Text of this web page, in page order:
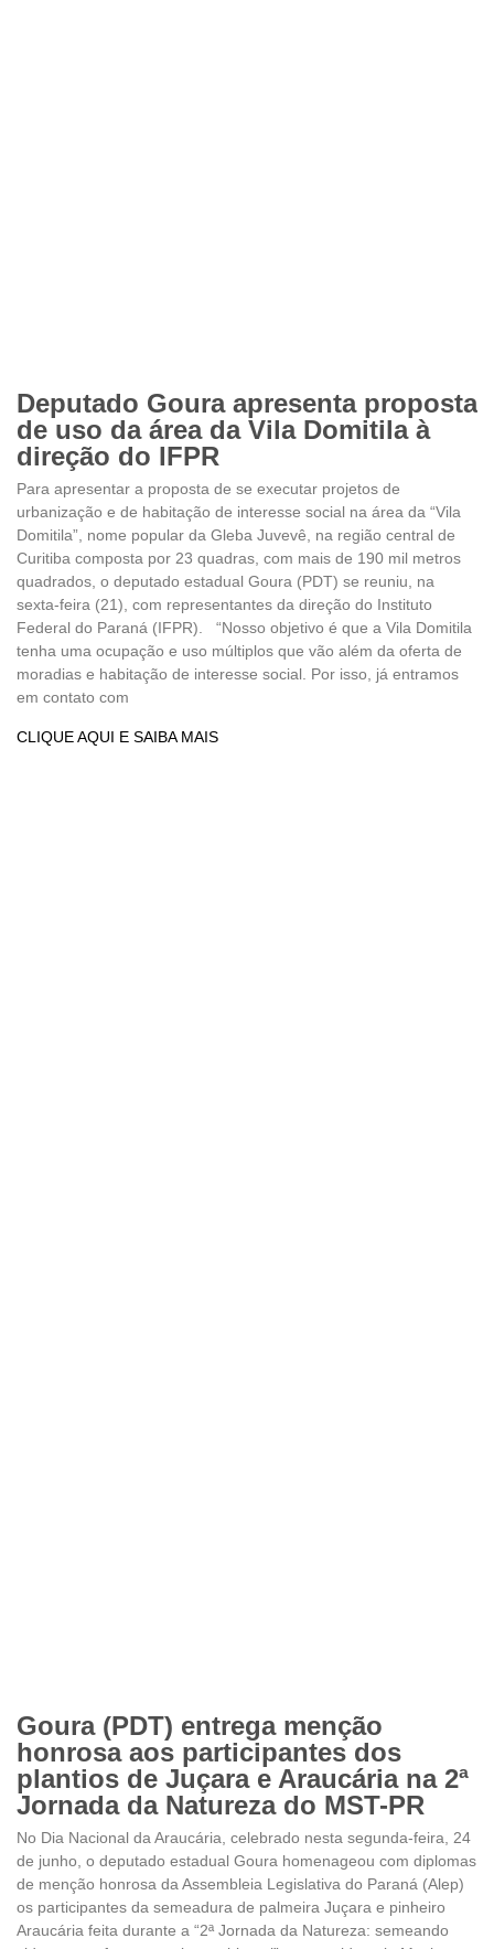
Deputado Goura apresenta proposta
de uso da área da Vila Domitila à
direção do IFPR
Para apresentar a proposta de se executar projetos de
urbanização e de habitação de interesse social na área da “Vila
Domitila”, nome popular da Gleba Juvevê, na região central de
Curitiba composta por 23 quadras, com mais de 190 mil metros
quadrados, o deputado estadual Goura (PDT) se reuniu, na
sexta-feira (21), com representantes da direção do Instituto
Federal do Paraná (IFPR). “Nosso objetivo é que a Vila Domitila
tenha uma ocupação e uso múltiplos que vão além da oferta de
moradias e habitação de interesse social. Por isso, já entramos
em contato com
CLIQUE AQUI E SAIBA MAIS
Goura (PDT) entrega menção
honrosa aos participantes dos
plantios de Juçara e Araucária na 2ª
Jornada da Natureza do MST-PR
No Dia Nacional da Araucária, celebrado nesta segunda-feira, 24
de junho, o deputado estadual Goura homenageou com diplomas
de menção honrosa da Assembleia Legislativa do Paraná (Alep)
os participantes da semeadura de palmeira Juçara e pinheiro
Araucária feita durante a “2ª Jornada da Natureza: semeando